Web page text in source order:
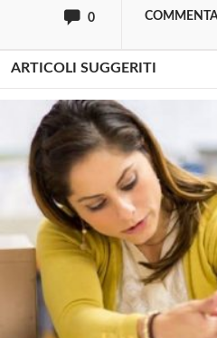
0
ARTICOLI SUGGERITI